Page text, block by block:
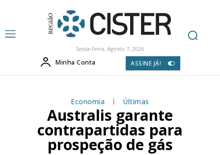
Sexta-feira, Agosto 7, 2026
Minha Conta ASSINE JÁ!
Economia Últimas
Australis garante
contrapartidas para
prospeção de gás